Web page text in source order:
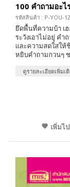
100 คำถามอะไ
รหัสสินค้า : P-YOU-
ยึดพื้นที่ความบ้า เ
ระวังเอาไม่อยู่ ค
และความสดใสให้
หยิบคำถามกวนๆ
ดูรายละเอียดเพิ่มเ
เพิ่มไ